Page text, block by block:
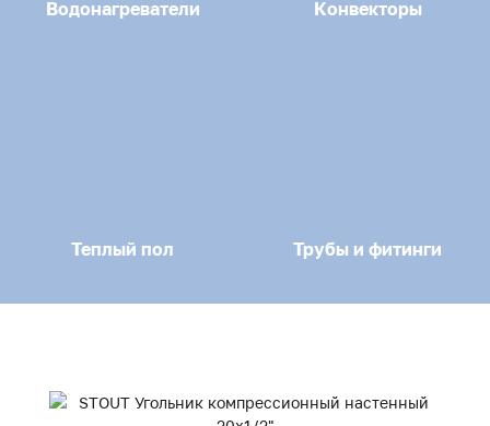
Водонагреватели Конвекторы
Теплый пол Трубы и фитинги